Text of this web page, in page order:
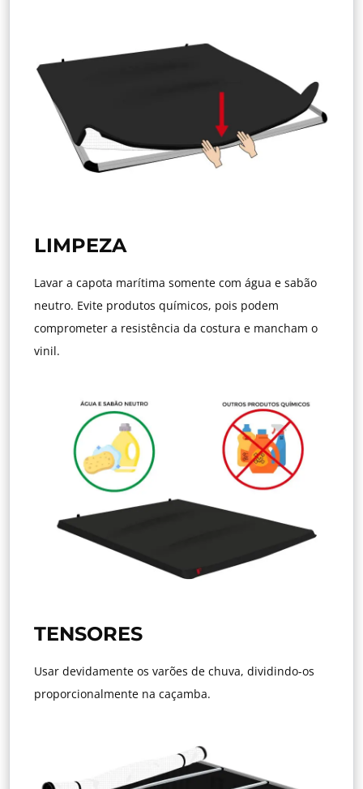
LIMPEZA
Lavar a capota marítima somente com água e sabão
neutro. Evite produtos químicos, pois podem
comprometer a resistência da costura e mancham o
vinil.
TENSORES
Usar devidamente os varões de chuva, dividindo-os
proporcionalmente na caçamba.